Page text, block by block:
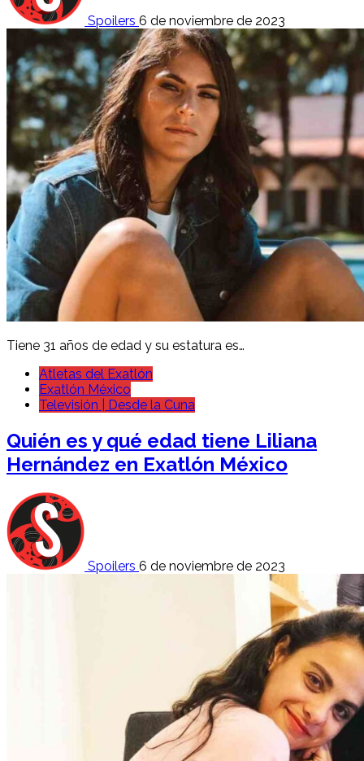
Spoilers 6 de noviembre de 2023
Tiene 31 años de edad y su estatura es…
Atletas del Exatlón
Exatlón México
Televisión | Desde la Cuna
Quién es y qué edad tiene Liliana
Hernández en Exatlón México
Spoilers 6 de noviembre de 2023